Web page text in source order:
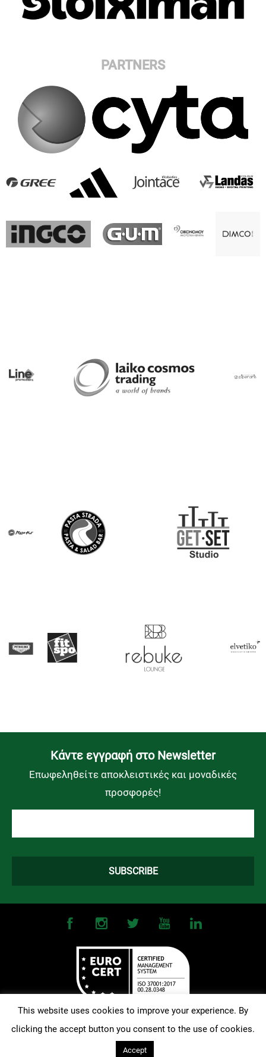
PARTNERS
Kάντε εγγραφή στο Newsletter
Επωφεληθείτε αποκλειστικές και μοναδικές
προσφορές!
©2026OMONOIA FC. All Rights Reserved | Terms and Conditions|
| Designed and Developed by
This website uses cookies to improve your experience. By
clicking the accept button you consent to the use of cookies.
Accept